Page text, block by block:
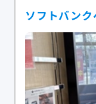
ソフトバン